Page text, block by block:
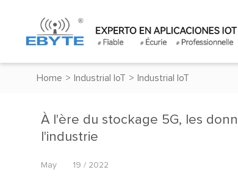
Home > Industrial IoT > Industrial IoT
À l'ère du stockage 5G, les
l'industrie
May 19 / 2022